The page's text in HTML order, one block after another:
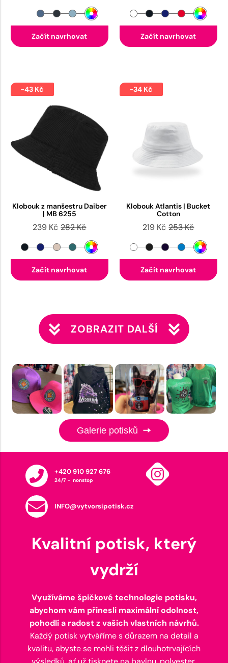
Začít navrhovat Začít navrhovat
-43 Kč
Klobouk z manšestru Daiber
| MB 6255
239 Kč 282 Kč
Začít navrhovat
-34 Kč
Klobouk Atlantis | Bucket
Cotton
219 Kč 253 Kč
Začít navrhovat
ZOBRAZIT DALŠÍ
Galerie potisků
+420 910 927 676
24/7 - nonstop
INFO@vytvorsipotisk.cz
Kvalitní potisk, který
vydrží
Využíváme špičkové technologie potisku,
abychom vám přinesli maximální odolnost,
pohodlí a radost z vašich vlastních návrhů.
Každý potisk vytváříme s důrazem na detail a
kvalitu, abyste se mohli těšit z dlouhotrvajících